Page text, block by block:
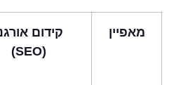
מאפיין
קידום אורגני